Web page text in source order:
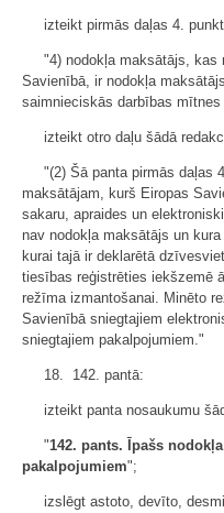
izteikt pirmās daļas 4.
"4) nodokļa maksātājs, kas
Savienībā, ir nodokļa
saimnieciskās darbības
izteikt otro daļu šādā
"(2) Šā panta pirmās daļas
maksātājam, kurš Eiropas
sakaru, apraides un
nav nodokļa maksātājs un
kurai tajā ir deklarētā
tiesības reģistrēties iekšzemē
režīma izmantošanai. Minēto
Savienībā sniegtajiem
sniegtajiem pakalpojumiem."
18. 142. pantā:
izteikt panta nosaukumu
"142. pants. Īpašs
pakalpojumiem";
izslēgt astoto, devīto,